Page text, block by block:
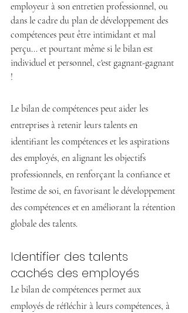
employeur à son entretien professionnel, ou
dans le cadre du plan de développement des
compétences peut être intimidant et mal
perçu... et pourtant même si le bilan est
individuel et personnel, c'est gagnant-gagnant
!
Le bilan de compétences peut aider les
entreprises à retenir leurs talents en
identifiant les compétences et les aspirations
des employés, en alignant les objectifs
professionnels, en renforçant la confiance et
l'estime de soi, en favorisant le développement
des compétences et en améliorant la rétention
globale des talents.
Identifier des talents
cachés des employés
Le bilan de compétences permet aux
employés de réfléchir à leurs compétences, à